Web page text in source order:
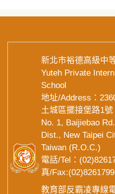
新北市裕德高級中
Yuteh Private
School
地址/Address：
土城區擺接堡路1號
No. 1, Baijiebao
Dist., New Taipei
Taiwan (R.O.C.)
電話/Tel：
真/
教育部反霸凌專線